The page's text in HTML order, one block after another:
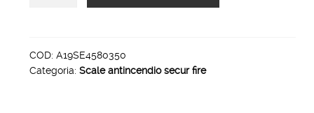
securfire
h
COD: A19SE4580350
Categoria: Scale antincendio secur fire